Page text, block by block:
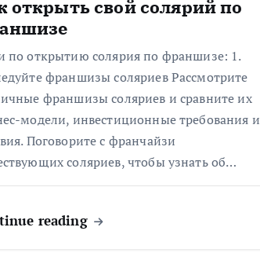
открыть свой солярий по
по открытию солярия по франшизе: 1.
франшизы соляриев Рассмотрите
франшизы соляриев и сравните их
модели, инвестиционные требования и
Поговорите с франчайзи
соляриев, чтобы узнать об…
reading